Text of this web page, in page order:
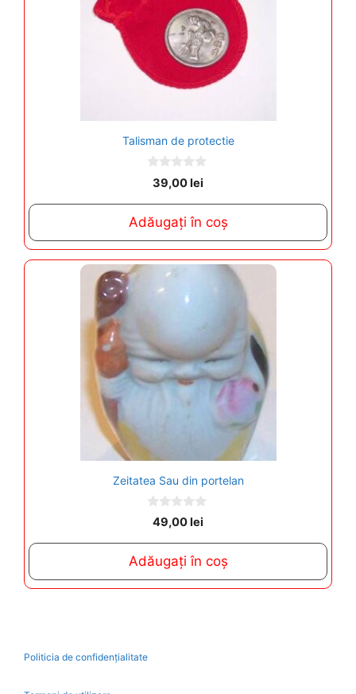
Talisman de protectie
o
o
5
39,00lei
Adăugați în coș
Zeitatea Sau din portelan
o
o
5
49,00 lei
Adăugați în coș
Politicia de confidențialitate